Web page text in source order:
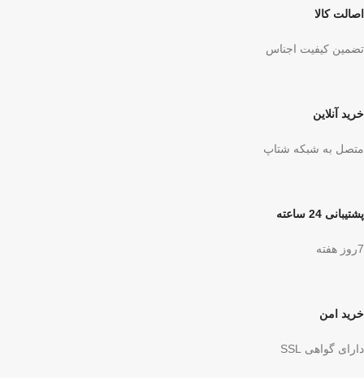
اصالت کالا
تضمین کیفیت اجناس
خرید آنلاین
متصل به شبکه شتاپ
پشتیبانی 24 ساعته
7روز هفته
خرید امن
دارای گواهی SSL